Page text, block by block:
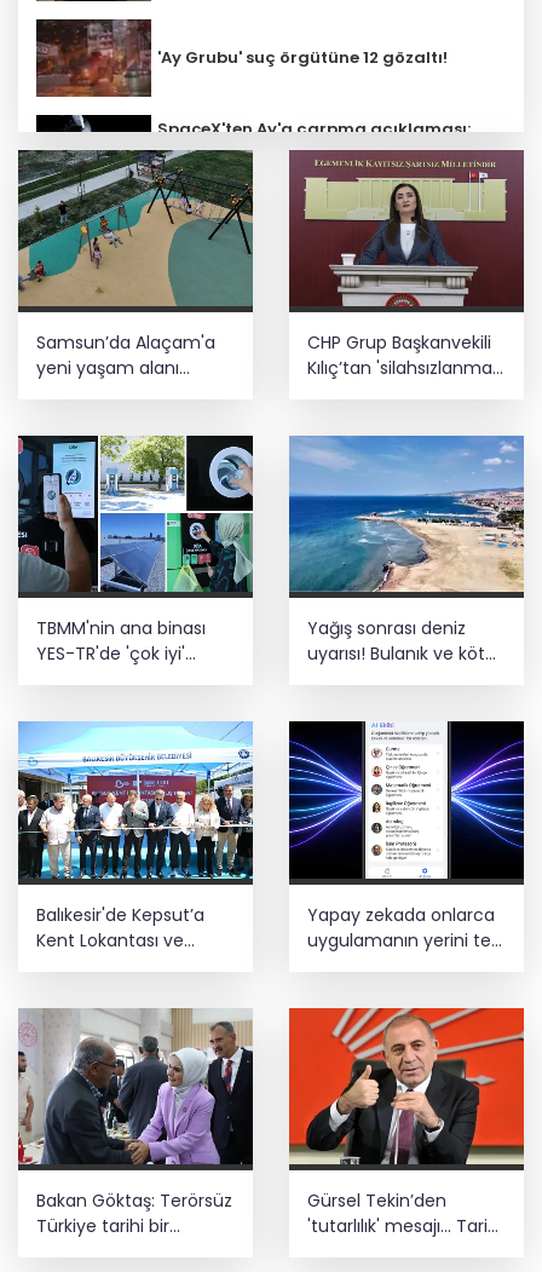
'Ay Grubu' suç örgütüne 12 gözaltı!
SpaceX'ten Ay'a çarpma açıklaması:
Sorumlu uzay operasyonları için
çalışıyoruz
Bozcaada mercan resifleri için koruma
seferberliği... 180 deniz canlısı türü kayıt
altına alındı
Türk F-16'ları NATO görevi için
Estonya'da... MSB yerli savunma
sistemleriyle güçleniyor
ediyor... Hudutlarda 490 kişi yakalandı
Samsun’da Alaçam'a
yeni yaşam alanı
CHP Grup Başkanvekili
Kılıç’tan 'silahsızlanma'
TBMM'nin ana binası
YES-TR'de 'çok iyi'
olarak sertifikalandırıldı
Yağış sonrası deniz
uyarısı! Bulanık ve kötü
kokulu suda yüzmeyin
Balıkesir'de Kepsut’a
Kent Lokantası ve
Yapay zekada onlarca
uygulamanın yerini tek
Bakan Göktaş: Terörsüz
Türkiye tarihi bir
Gürsel Tekin’den
'tutarlılık' mesajı... Tarihi